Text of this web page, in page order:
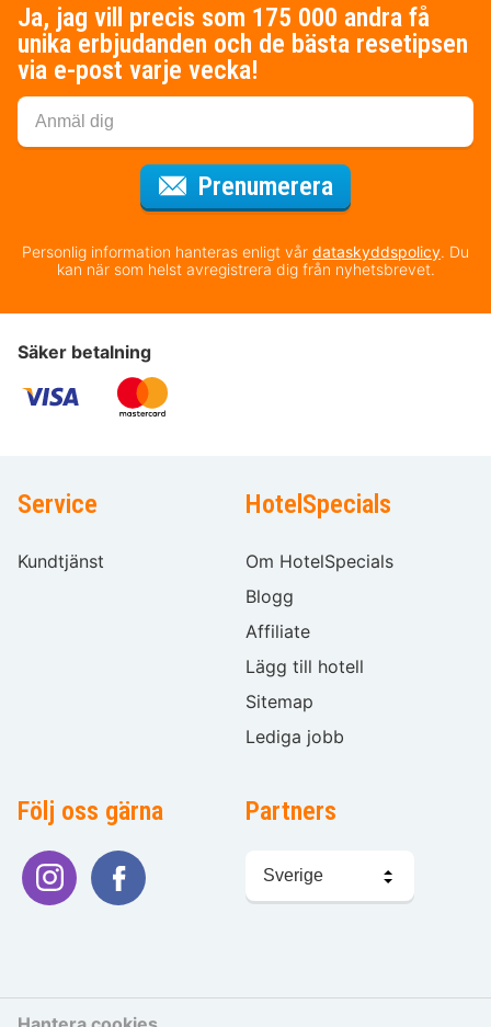
Ja, jag vill precis som 175 000 andra få
unika erbjudanden och de bästa resetipsen
via e-post varje vecka!
Prenumerera
Personlig information hanteras enligt vår dataskyddspolicy. Du
kan när som helst avregistrera dig från nyhetsbrevet.
Säker betalning
Service
Kundtjänst
HotelSpecials
Om HotelSpecials
Blogg
Affiliate
Lägg till hotell
Sitemap
Lediga jobb
Följ oss gärna Partners
språk